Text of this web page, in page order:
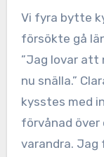
Vi fyra bytte
försökte gå
”Jag lovar att
nu snälla.”
kysstes med
förvånad över
varandra. Jag